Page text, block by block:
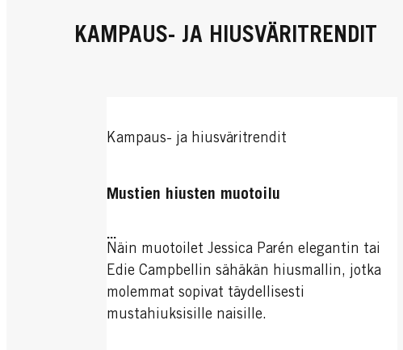
KAMPAUS- JA HIUSVÄRITRENDIT
Kampaus- ja hiusväritrendit
Mustien hiusten muotoilu
...
Näin muotoilet Jessica Parén elegantin tai
Edie Campbellin sähäkän hiusmallin, jotka
molemmat sopivat täydellisesti
mustahiuksisille naisille.